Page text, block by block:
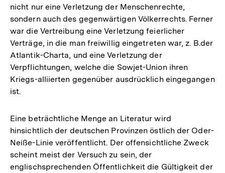
nicht nur eine Verletzung der Menschenrechte,
sondern auch des gegenwärtigen Völkerrechts. Ferner
war die Vertreibung eine Verletzung feierlicher
Verträge, in die man freiwillig eingetreten war, z. B.der
Atlantik-Charta, und eine Verletzung der
Verpflichtungen, welche die Sowjet-Union ihren
Kriegs-alliierten gegenüber ausdrücklich eingegangen
ist.
Eine beträchtliche Menge an Literatur wird
hinsichtlich der deutschen Provinzen östlich der Oder-
Neiße-Linie veröffentlicht. Der offensichtliche Zweck
scheint meist der Versuch zu sein, der
englischsprechenden Öffentlichkeit die Gültigkeit der